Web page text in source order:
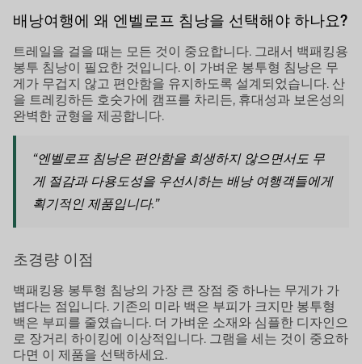
배낭여행에 왜 엔벨로프 침낭을 선택해야 하나요?
트레일을 걸을 때는 모든 것이 중요합니다. 그래서 백패킹용
봉투 침낭이 필요한 것입니다. 이 가벼운 봉투형 침낭은 무
게가 무겁지 않고 편안함을 유지하도록 설계되었습니다. 산
을 트레킹하든 호숫가에 캠프를 차리든, 휴대성과 보온성의
완벽한 균형을 제공합니다.
“엔벨로프 침낭은 편안함을 희생하지 않으면서도 무
게 절감과 다용도성을 우선시하는 배낭 여행객들에게
획기적인 제품입니다.”
초경량 이점
백패킹용 봉투형 침낭의 가장 큰 장점 중 하나는 무게가 가
볍다는 점입니다. 기존의 미라 백은 부피가 크지만 봉투형
백은 부피를 줄였습니다. 더 가벼운 소재와 심플한 디자인으
로 장거리 하이킹에 이상적입니다. 그램을 세는 것이 중요하
다면 이 제품을 선택하세요.